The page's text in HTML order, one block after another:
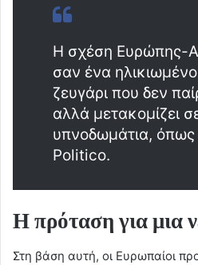
Η σχέση Ευρώπης-
σαν ένα
ζευγάρι που δεν
αλλά μετακομίζει
υπνοδωμάτια, όπως
Politico.
Η πρόταση για μια
Στη βάση αυτή, οι Ευρωπαίοι